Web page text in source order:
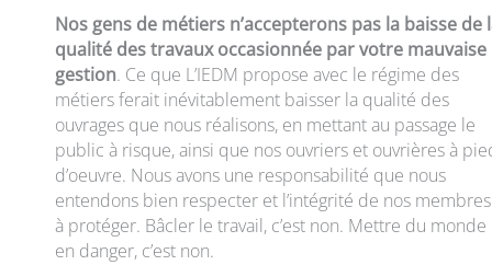
Nos gens de métiers n’accepterons pas la baisse de
qualité des travaux occasionnée par votre mauvaise
gestion. Ce que L’IEDM propose avec le régime des
métiers ferait inévitablement baisser la qualité des
ouvrages que nous réalisons, en mettant au passage le
public à risque, ainsi que nos ouvriers et ouvrières à
d’oeuvre. Nous avons une responsabilité que nous
entendons bien respecter et l’intégrité de nos membres
à protéger. Bâcler le travail, c’est non. Mettre du monde
en danger, c’est non.